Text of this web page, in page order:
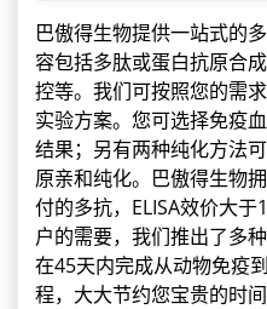
巴傲得生物提供一站式的
容包括多肽或蛋白抗原合
控等。我们可按照您的需
实验方案。您可选择免疫
结果；另有两种纯化方法
原亲和纯化。巴傲得生物
付的多抗，ELISA效价大
户的需要，我们推出了多
在45天内完成从动物免疫
程，大大节约您宝贵的时间